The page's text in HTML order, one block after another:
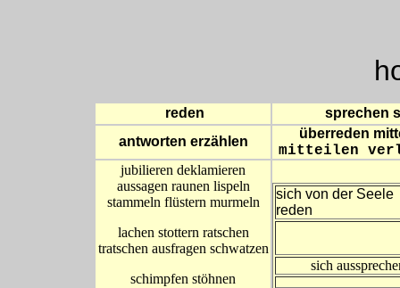
reden
sprechen
antworten erzählen
überreden
mitteilen
jubilieren deklamieren
aussagen raunen lispeln
stammeln flüstern murmeln
lachen stottern ratschen
tratschen ausfragen schwatzen
schimpfen stöhnen
sich von der Seele
reden
sich